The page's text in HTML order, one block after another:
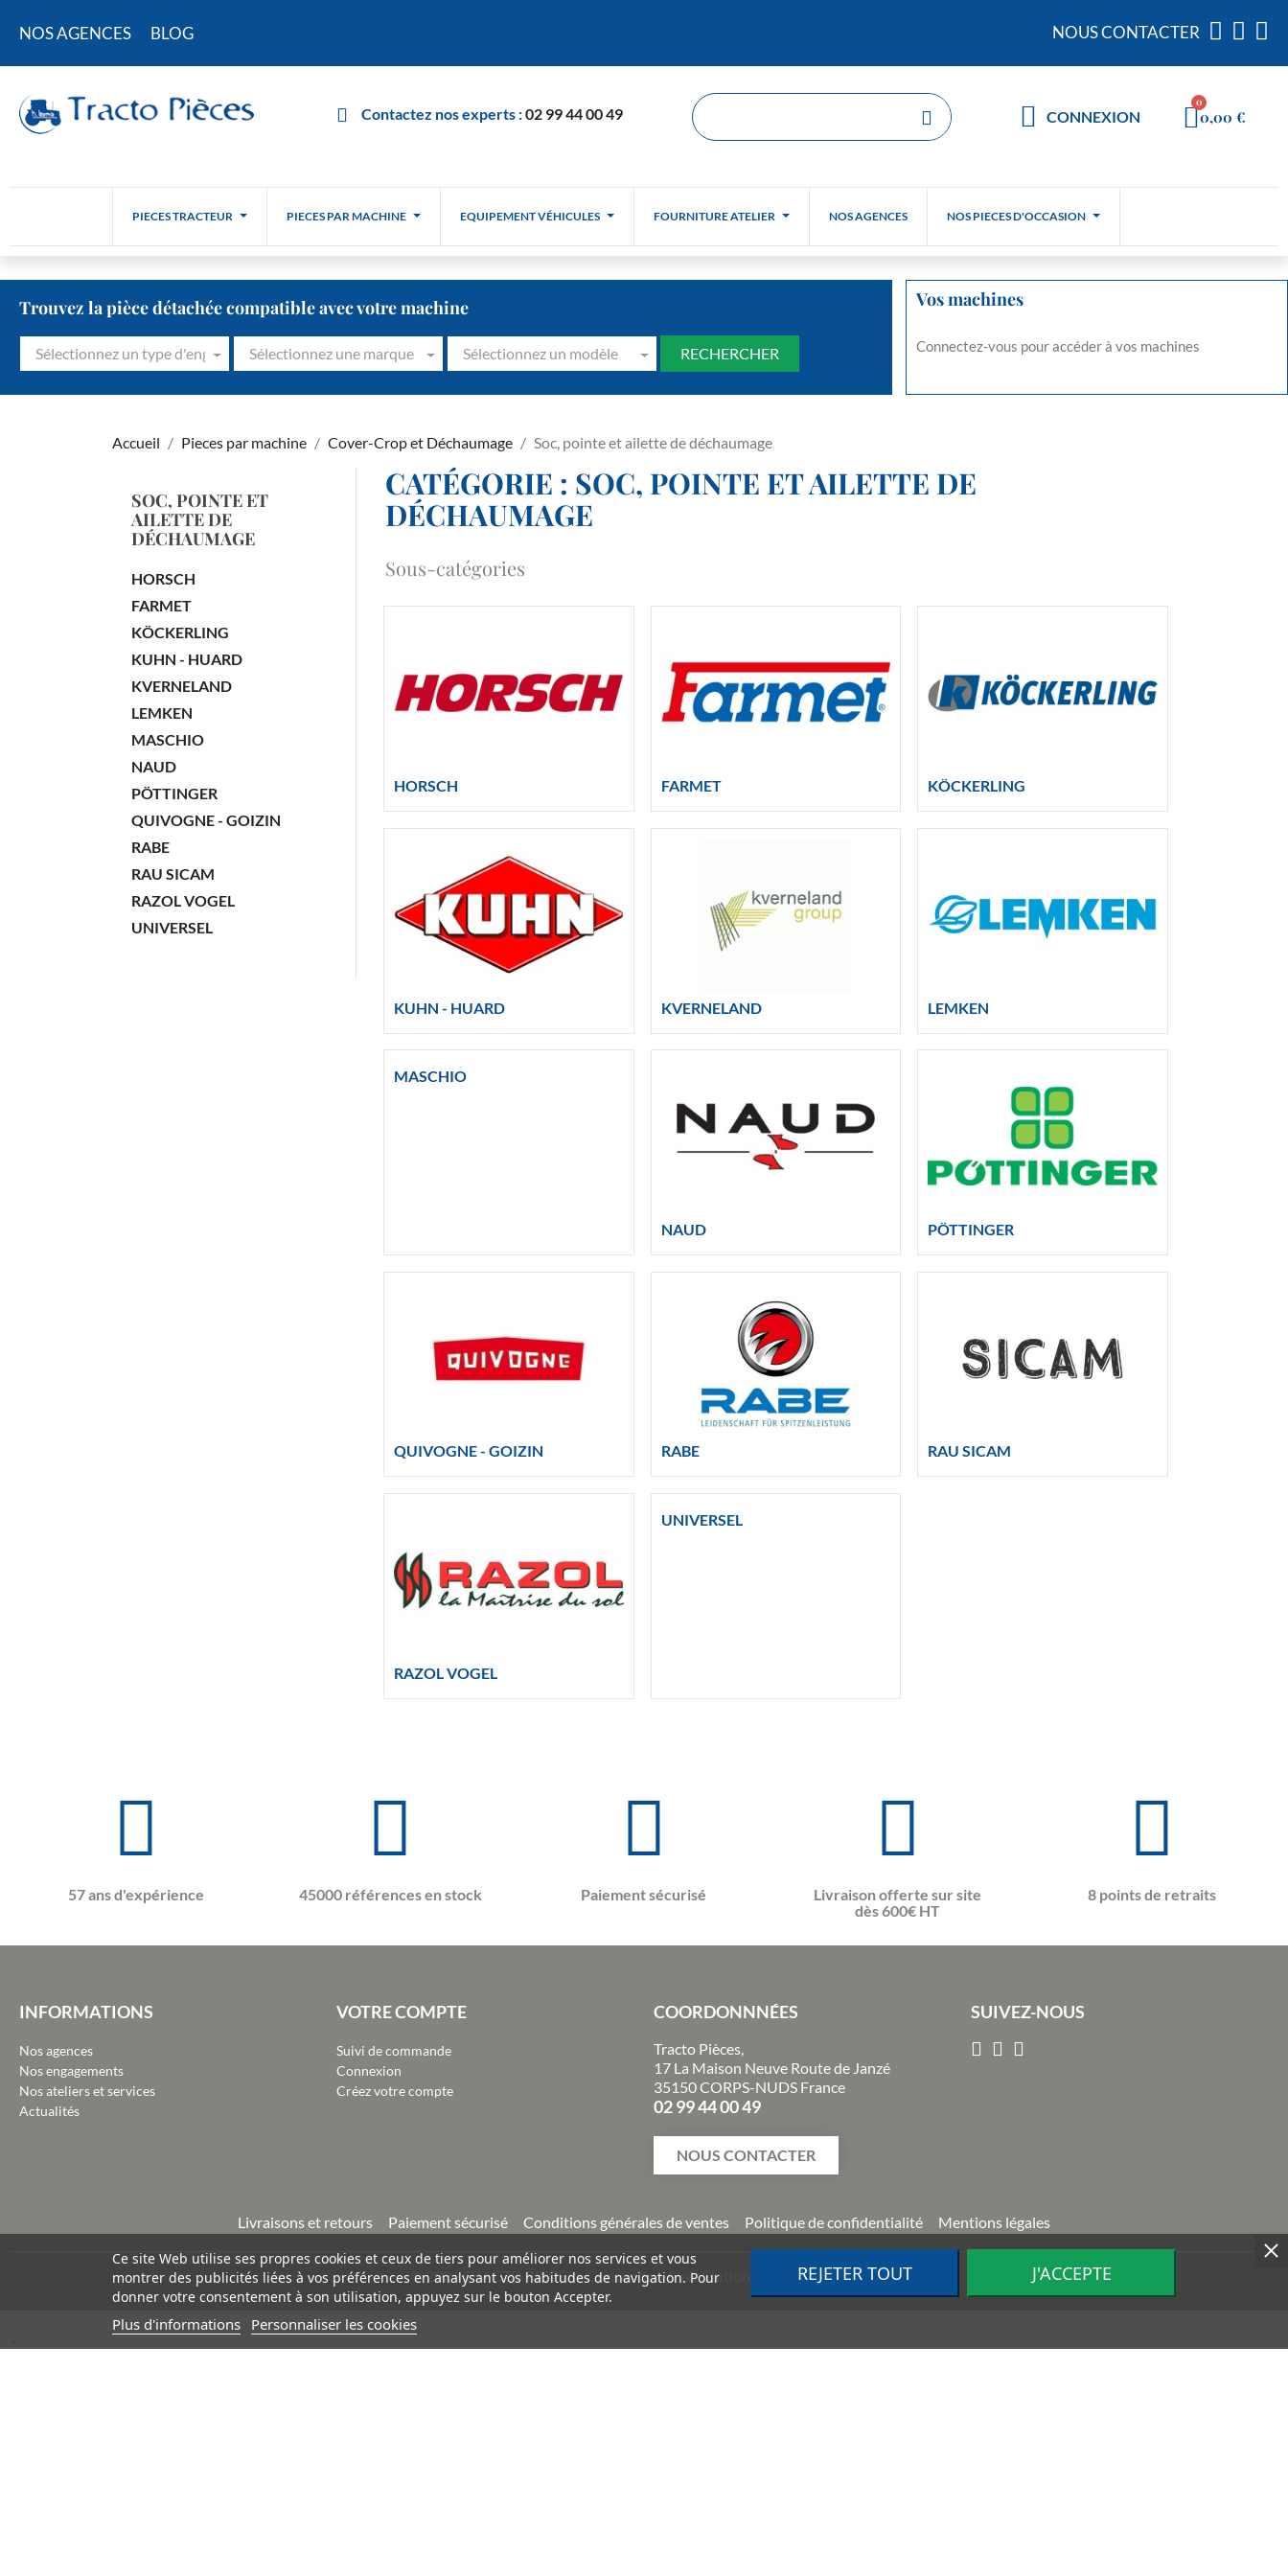
NOS AGENCES BLOG NOUS CONTACTER
Contactez nos experts :02 99 44 00 49 CONNEXION 0,00 €
PIECES TRACTEUR PIECES PAR MACHINE EQUIPEMENT VÉHICULES FOURNITURE ATELIER NOS AGENCES NOS PIECES D'OCCASION
Trouvez la pièce détachée compatible avec votre machine
Sélectionnez un type d'engin Sélectionnez une marque Sélectionnez un modèle
Vos machines
Connectez-vous pour accéder à vos machines
Accueil Pieces par machine Cover-Crop et Déchaumage Soc, pointe et ailette de déchaumage
SOC, POINTE ET
AILETTE DE
DÉCHAUMAGE
HORSCH
FARMET
KÖCKERLING
KUHN - HUARD
KVERNELAND
LEMKEN
MASCHIO
NAUD
PÖTTINGER
QUIVOGNE - GOIZIN
RABE
RAU SICAM
RAZOL VOGEL
UNIVERSEL
CATÉGORIE : SOC, POINTE ET AILETTE DE
DÉCHAUMAGE
Sous-catégories
HORSCH FARMET KÖCKERLING
KUHN - HUARD KVERNELAND LEMKEN
MASCHIO
NAUD PÖTTINGER
QUIVOGNE - GOIZIN RABE RAU SICAM
RAZOL VOGEL
UNIVERSEL
57 ans d'expérience 45000 références en stock Paiement sécurisé
Livraison offerte sur site
dès 600€ HT
8 points de retraits
INFORMATIONS
Nos agences
Nos engagements
Nos ateliers et services
Actualités
VOTRE COMPTE
Suivi de commande
Connexion
Créez votre compte
COORDONNNÉES
Tracto Pièces,
17 La Maison Neuve Route de Janzé
35150 CORPS-NUDS France
02 99 44 00 49
NOUS CONTACTER
SUIVEZ-NOUS
Livraisons et retours Paiement sécurisé Conditions générales de ventes Politique de confidentialité Mentions légales
©2026TRACTO PIÈCES - Conception & réalisation : Agence Impulsion
Ce site Web utilise ses propres cookies et ceux de tiers pour améliorer nos services et vous
montrer des publicités liées à vos préférences en analysant vos habitudes de navigation. Pour
donner votre consentement à son utilisation, appuyez sur le bouton Accepter.
Plus d'informations Personnaliser les cookies
REJETER TOUT J'ACCEPTE